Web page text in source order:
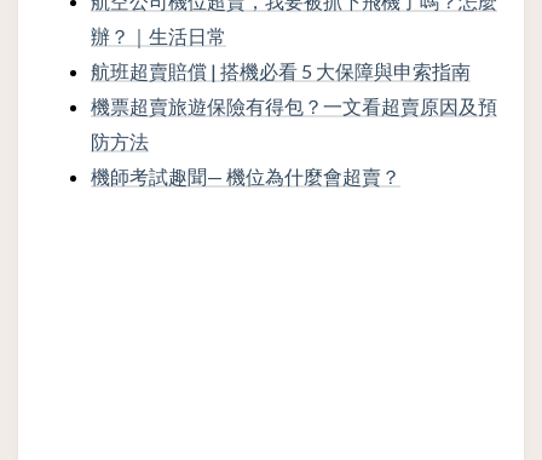
辦？｜生活日常
航班超賣賠償 | 搭機必看 5 大保障與申索指南
機票超賣旅遊保險有得包？一文看超賣原因及預
防方法
機師考試趣聞— 機位為什麼會超賣？